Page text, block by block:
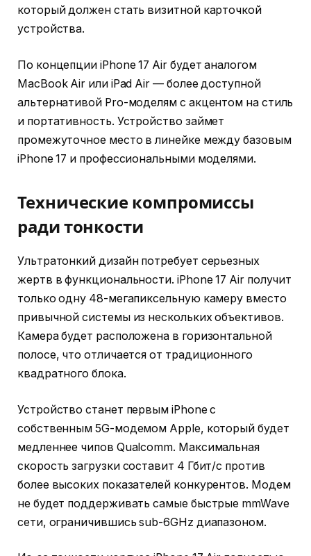
который должен стать визитной карточкой
устройства.
По концепции iPhone 17 Air будет аналогом
MacBook Air или iPad Air — более доступной
альтернативой Pro-моделям с акцентом на стиль
и портативность. Устройство займет
промежуточное место в линейке между базовым
iPhone 17 и профессиональными моделями.
Технические компромиссы
ради тонкости
Ультратонкий дизайн потребует серьезных
жертв в функциональности. iPhone 17 Air получит
только одну 48-мегапиксельную камеру вместо
привычной системы из нескольких объективов.
Камера будет расположена в горизонтальной
полосе, что отличается от традиционного
квадратного блока.
Устройство станет первым iPhone с
собственным 5G-модемом Apple, который будет
медленнее чипов Qualcomm. Максимальная
скорость загрузки составит 4 Гбит/с против
более высоких показателей конкурентов. Модем
не будет поддерживать самые быстрые mmWave
сети, ограничившись sub-6GHz диапазоном.